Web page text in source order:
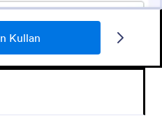
Kullan
online olarak
düzenler.